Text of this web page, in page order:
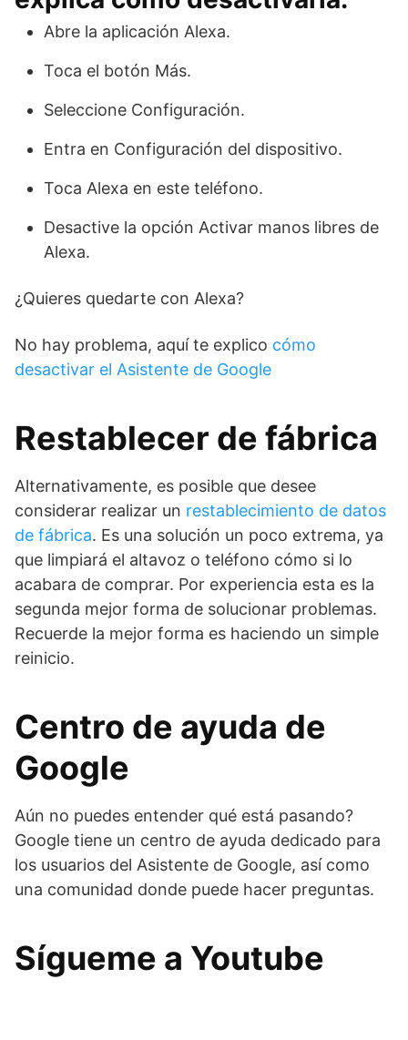
Abre la aplicación Alexa.
Toca el botón Más.
Seleccione Configuración.
Entra en Configuración del dispositivo.
Toca Alexa en este teléfono.
Desactive la opción Activar manos libres de
Alexa.
¿Quieres quedarte con Alexa?
No hay problema, aquí te explico cómo
desactivar el Asistente de Google
Restablecer de fábrica
Alternativamente, es posible que desee
considerar realizar un restablecimiento de datos
de fábrica. Es una solución un poco extrema, ya
que limpiará el altavoz o teléfono cómo si lo
acabara de comprar. Por experiencia esta es la
segunda mejor forma de solucionar problemas.
Recuerde la mejor forma es haciendo un simple
reinicio.
Centro de ayuda de
Google
Aún no puedes entender qué está pasando?
Google tiene un centro de ayuda dedicado para
los usuarios del Asistente de Google, así como
una comunidad donde puede hacer preguntas.
Sígueme a Youtube